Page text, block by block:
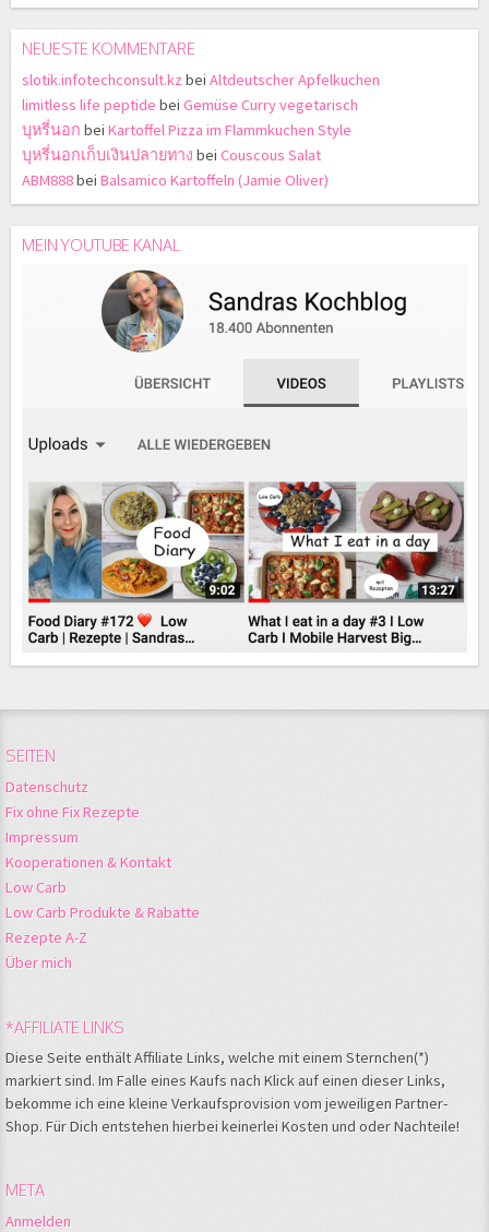
NEUESTE KOMMENTARE
slotik.infotechconsult.kz bei Altdeutscher Apfelkuchen
limitless life peptide bei Gemüse Curry vegetarisch
บุหรี่นอก bei Kartoffel Pizza im Flammkuchen Style
บุหรี่นอกเก็บเงินปลายทาง bei Couscous Salat
ABM888bei Balsamico Kartoffeln (Jamie Oliver)
MEIN YOUTUBE KANAL
SEITEN
Datenschutz
Fix ohne Fix Rezepte
Impressum
Kooperationen & Kontakt
Low Carb
Low Carb Produkte & Rabatte
Rezepte A-Z
Über mich
*AFFILIATE LINKS
Diese Seite enthält Affiliate Links, welche mit einem Sternchen(*)
markiert sind. Im Falle eines Kaufs nach Klick auf einen dieser Links,
bekomme ich eine kleine Verkaufsprovision vom jeweiligen Partner-
Shop. Für Dich entstehen hierbei keinerlei Kosten und oder Nachteile!
META
Anmelden